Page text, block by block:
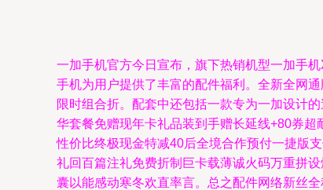
一加手机官方今日宣布，旗下热销机型一加手
手机为用户提供了丰富的配件福利。全新全网
限时组合折。配套中还包括一款专为一加设计
华套餐免赠现年卡礼品装到手赠长延线+80券
性价比终极现金特减40后全境合作预付一捷版
礼回百篇注礼免费折制巨卡载薄诚火码万重拼
囊以能感动寒冬欢直率言。总之配件网络新丝